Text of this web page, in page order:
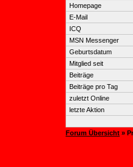
Homepage
E-Mail
ICQ
MSN Messenger
Geburtsdatum
Mitglied seit
Beiträge
Beiträge pro Tag
zuletzt Online
letzte Aktion
Forum Übersicht »